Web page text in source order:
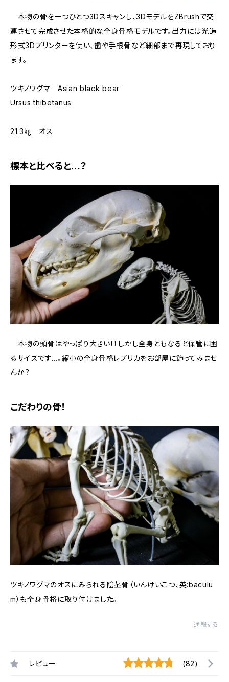
本物の骨を一つひとつ3Dスキャンし、3DモデルをZBrushで交
連させて完成させた本格的な全身骨格モデルです。出力には光造
形式3Dプリンターを使い、歯や手根骨など細部まで再現しており
ます。
ツキノワグマ Asian black bear
Ursus thibetanus
21.3㎏ オス
標本と比べると…？
本物の頭骨はやっぱり大きい！！しかし全身ともなると保管に困
るサイズです…。縮小の全身骨格レプリカをお部屋に飾ってみませ
んか？
こだわりの骨！
ツキノワグマのオスにみられる陰茎骨（いんけいこつ、英:baculu
m）も全身骨格に取り付けました。
通報する
レビュー (82)